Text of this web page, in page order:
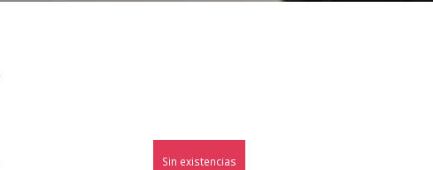
Sin existencias